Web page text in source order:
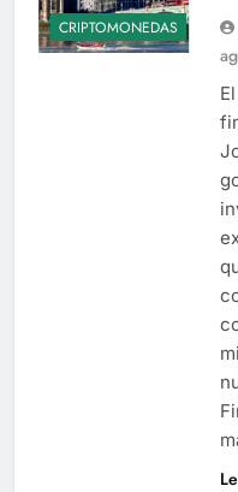
CRIPTOMONEDAS